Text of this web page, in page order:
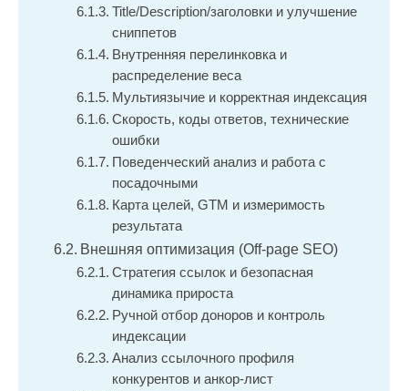
Title/Description/заголовки и улучшение
сниппетов
Внутренняя перелинковка и
распределение веса
Мультиязычие и корректная индексация
Скорость, коды ответов, технические
ошибки
Поведенческий анализ и работа с
посадочными
Карта целей, GTM и измеримость
результата
Внешняя оптимизация (Off-page SEO)
Стратегия ссылок и безопасная
динамика прироста
Ручной отбор доноров и контроль
индексации
Анализ ссылочного профиля
конкурентов и анкор-лист